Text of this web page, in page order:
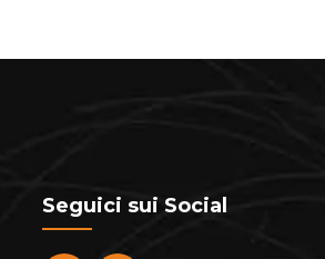
Seguici sui Social